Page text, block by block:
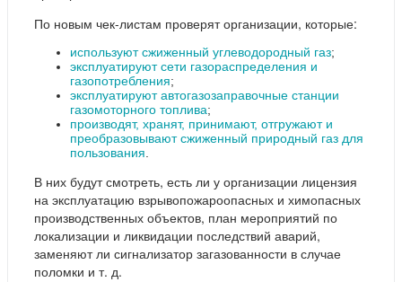
По новым чек-листам проверят организации, которые:
используют сжиженный углеводородный газ;
эксплуатируют сети газораспределения и
газопотребления;
эксплуатируют автогазозаправочные станции
газомоторного топлива;
производят, хранят, принимают, отгружают и
преобразовывают сжиженный природный газ для
пользования
В них будут смотреть, есть ли у организации лицензия
на эксплуатацию взрывопожароопасных и химопасных
производственных объектов, план мероприятий по
локализации и ликвидации последствий аварий,
заменяют ли сигнализатор загазованности в случае
поломки и т. д.